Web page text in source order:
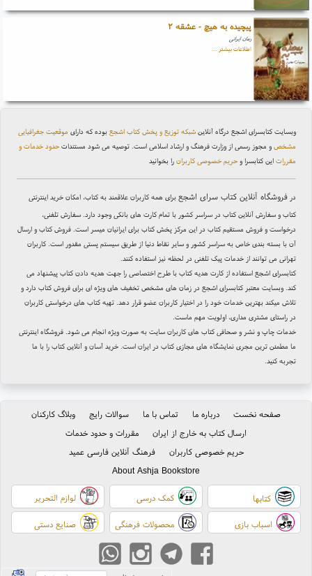
پیچیده به هیچ - عشقه ۲
رمان ایرانی
اطلاعات بیشتر ...
وبسایت کتابسرای اشجع درگاه آنلاینشبکه توزیع و پخش کتاب اشجع بوده که دارای موقعیت جغرافیایی
مشخص و مجوز رسمی از وزارت فرهنگ و ارشاد اسلامی است. توصیه می شود مستنداتحدود خدمات و
مقررات این کتابسرا وحریم خصوصی کاربرانرا بخوانید
درفروشگاه آنلاین کتاب سرای اشجع برای همه کاربران علاقمند به کتاب، امکان خرید اینترنتی
کتاب و سفارش آنلاین کتاب در سراسر کشور با تمام کارت های بانکی وجود دارد. سفارش تلفنی،
درخواست و فروش مستقیم کتاب در این مرکز پخش کتاب برای ایرانیان میسر است. فروش کتاب و ارسال
آن با بسته بندی خاص به سراسر کشور و سایر نقاط دنیا از طریق سیستم پستی مقدور است. کاربران
تهرانی می توانند از خدمات پیک تلفنی در لحظه نیز استفاده کنند.
کتابسرای اشجع استفاده از کارت هدیه کتاب با طرح اختصاصی را جهت هدیه دادن کتاب پیشنهاد می
کند. وبسایت معتبر کتابسرای اشجع در زمان های مشخص تخفیف های ویژه ای برای فروش کتاب دارد و
تلاش میکند بهترین خدمات خود را در اختیار کاربران عضو قرار دهد. تهیه کتاب های درخواستی کاربران
در راستای مشتری مداری، اولویت مهم ماست.
خدمات چاپ و نشر و صحافی کتاب های کاربران سایت به صورت ویژه انجام می شود. فروشگاه اینترنتی
ما مطمئن ترین مجری نمایشگاه های مجازی کتاب در ایران است. خرید آسان و آنلاین کتاب را با ما
تجربه کنید.
صفحه نخست درباره ما تماس با ما سوالات رایج
وبلاگ کارکنان
ارسال کتاب به خارج از ایران
مقررات و حدود خدمات
حریم خصوصی کاربران
فرهنگ آنلاین فارسی عمید
About Ashja Bookstore
کتابها کمک درسی لوازم التحریر
اسباب بازی محصولات فرهنگی صنایع دستی